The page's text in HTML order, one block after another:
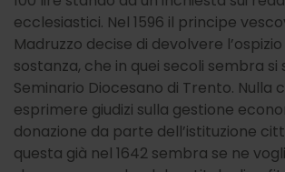
ecclesiastici. Nel 1596 il principe
Madruzzo decise di devolvere
sostanza, che in quei secoli sembra si
Seminario Diocesano di Trento. Nulla
esprimere giudizi sulla gestione
donazione da parte dell’istituzione
questa già nel 1642 sembra se ne